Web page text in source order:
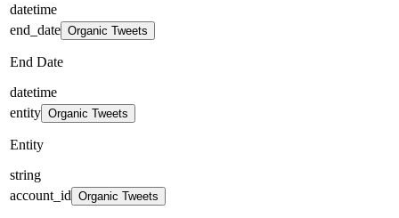
datetime
end_date Organic Tweets
End Date
datetime
entity Organic Tweets
Entity
string
account_id Organic Tweets